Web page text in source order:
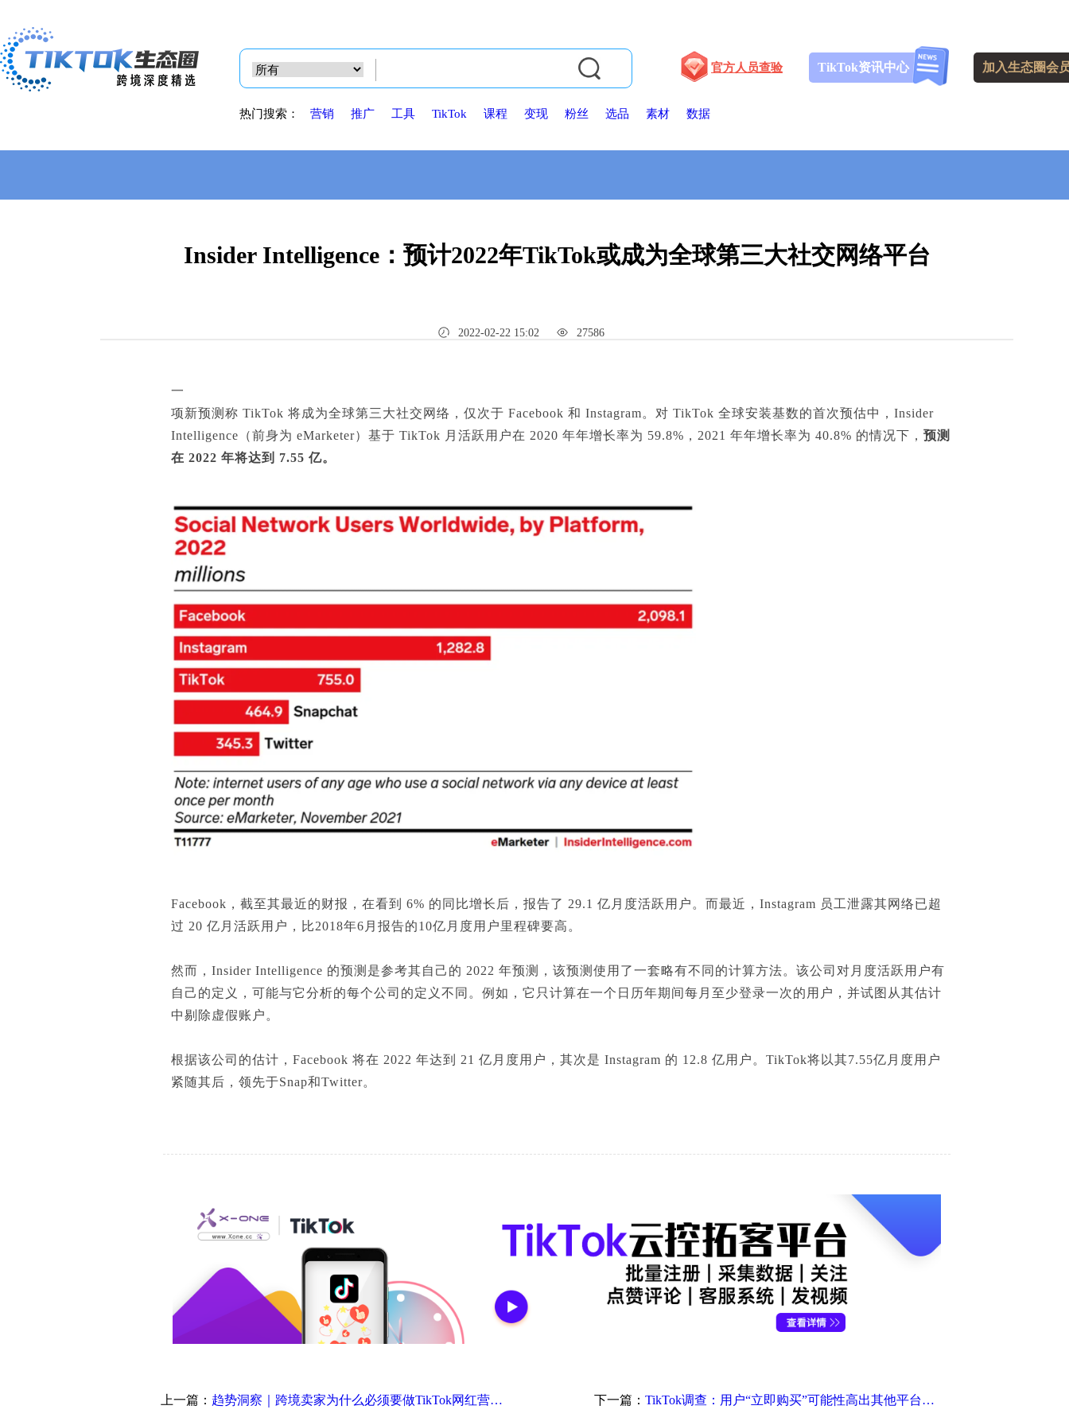
热门搜索： 营销 推广 工具 TikTok 课程 变现 粉丝 选品 素材 数据
官方人员查验 TikTok资讯中心 加入生态圈会
Insider Intelligence：预计2022年TikTok或成为全球第三大社交网络平台
2022-02-22 15:02 27586
一
项新预测称 TikTok 将成为全球第三大社交网络，仅次于 Facebook 和 Instagram。对 TikTok 全球安装基数的首次预估中，Insider
Intelligence（前身为 eMarketer）基于 TikTok 月活跃用户在 2020 年年增长率为 59.8%，2021 年年增长率为 40.8% 的情况下， 预测
在 2022 年将达到 7.55 亿。
Facebook，截至其最近的财报，在看到 6% 的同比增长后，报告了 29.1 亿月度活跃用户。而最近，Instagram 员工泄露其网络已超
过 20 亿月活跃用户，比2018年6月报告的10亿月度用户里程碑要高。
然而，Insider Intelligence 的预测是参考其自己的 2022 年预测，该预测使用了一套略有不同的计算方法。该公司对月度活跃用户有
自己的定义，可能与它分析的每个公司的定义不同。例如，它只计算在一个日历年期间每月至少登录一次的用户，并试图从其估计
中剔除虚假账户。
根据该公司的估计，Facebook 将在 2022 年达到 21 亿月度用户，其次是 Instagram 的 12.8 亿用户。TikTok将以其7.55亿月度用户
紧随其后，领先于Snap和Twitter。
上一篇： 趋势洞察｜跨境卖家为什么必须要做TikTok网红营销？ 下一篇： TikTok调查：用户“立即购买”可能性高出其他平台1.5倍